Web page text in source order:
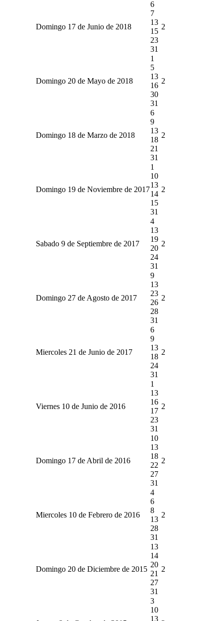
Domingo 17 de Junio de 2018
6
7
13
15
23
31
2
Domingo 20 de Mayo de 2018
1
5
13
16
30
31
2
Domingo 18 de Marzo de 2018
6
9
13
18
21
31
2
Domingo 19 de Noviembre de 2017
1
10
13
14
15
31
2
Sabado 9 de Septiembre de 2017
4
13
19
20
24
31
2
Domingo 27 de Agosto de 2017
9
13
23
26
28
31
2
Miercoles 21 de Junio de 2017
6
9
13
18
24
31
2
Viernes 10 de Junio de 2016
1
13
16
17
23
31
2
Domingo 17 de Abril de 2016
10
13
18
22
27
31
2
Miercoles 10 de Febrero de 2016
4
6
8
13
28
31
2
Domingo 20 de Diciembre de 2015
13
14
20
21
27
31
2
3
10
13